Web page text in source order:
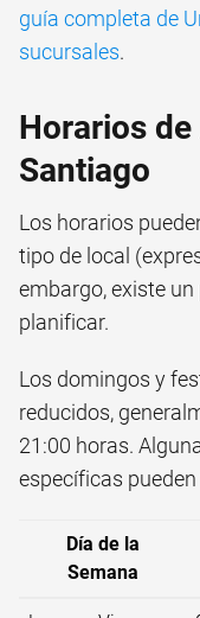
guía completa de
sucursales.
Horarios
Santiago
Los horarios
tipo de local
embargo, existe
planificar.
Los domingos y
reducidos,
21:00 horas.
específicas
Día de la
Semana